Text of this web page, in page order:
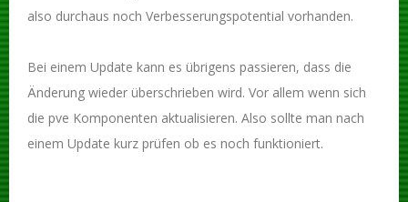
also durchaus noch Verbesserungspotential vorhanden.
Bei einem Update kann es übrigens passieren, dass die
Änderung wieder überschrieben wird. Vor allem wenn sich
die pve Komponenten aktualisieren. Also sollte man nach
einem Update kurz prüfen ob es noch funktioniert.